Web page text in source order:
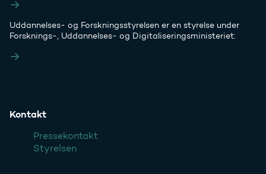
Uddannelses- og Forskningsstyrelsen er en styrelse under
Forsknings-, Uddannelses- og Digitaliseringsministeriet:
Kontakt
Pressekontakt
Styrelsen